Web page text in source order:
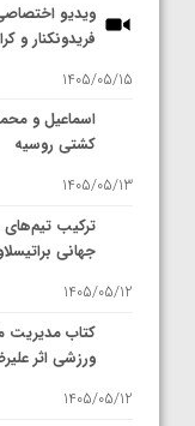
ویدیو
فریدونکنار و
1405/05/15
اسماعیل و
کشتی روسیه
1405/05/13
ترکیب تیم‌های
جهانی
1405/05/12
کتاب مدیریت
ورزشی اثر
1405/05/12